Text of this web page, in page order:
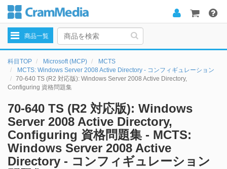
navigation
商品一覧
科目TOP Microsoft (MCP)
MCTS
MCTS: Windows Server 2008 Active Directory - コンフィギュレーション
70-640 TS (R2 対応版): Windows Server 2008 Active Directory,
Configuring 資格問題集
70-640 TS (R2 対応版): Windows
Server 2008 Active Directory,
Configuring 資格問題集 - MCTS:
Windows Server 2008 Active
Directory - コンフィギュレーション